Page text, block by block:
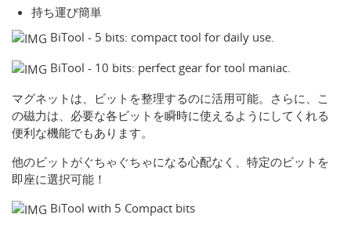
持ち運び簡単
BiTool - 5 bits: compact tool for daily use.
BiTool - 10 bits: perfect gear for tool maniac.
マグネットは、ビットを整理するのに活用可能。さらに、こ
の磁力は、必要な各ビットを瞬時に使えるようにしてくれる
便利な機能でもあります。
他のビットがぐちゃぐちゃになる心配なく、特定のビットを
即座に選択可能！
BiTool with 5 Compact bits